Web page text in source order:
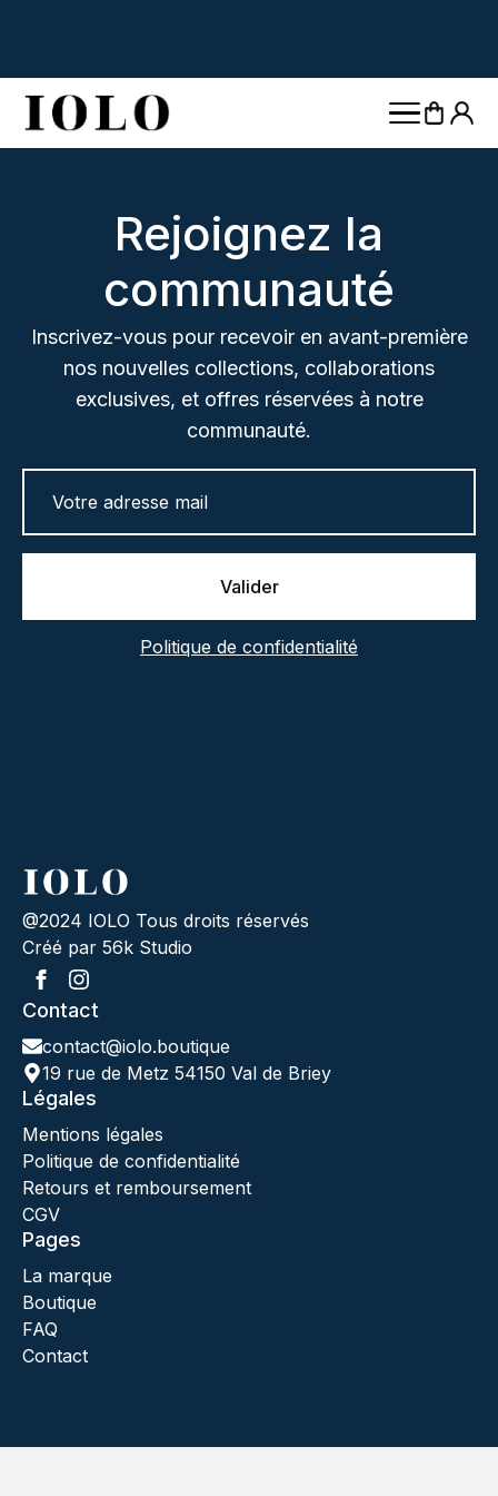
Rejoignez la
communauté
Inscrivez-vous pour recevoir en avant-première
nos nouvelles collections, collaborations
exclusives, et offres réservées à notre
communauté.
Valider
Politique de confidentialité
@2024 IOLO Tous droits réservés
Créé par 56k Studio
Contact
contact@iolo.boutique
19 rue de Metz 54150 Val de Briey
Légales
Mentions légales
Politique de confidentialité
Retours et remboursement
CGV
Pages
La marque
Boutique
FAQ
Contact